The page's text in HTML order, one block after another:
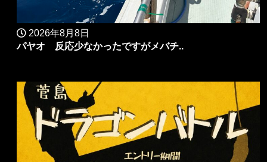
2026年8月8日
パヤオ 反応少なかったですがメバチ..